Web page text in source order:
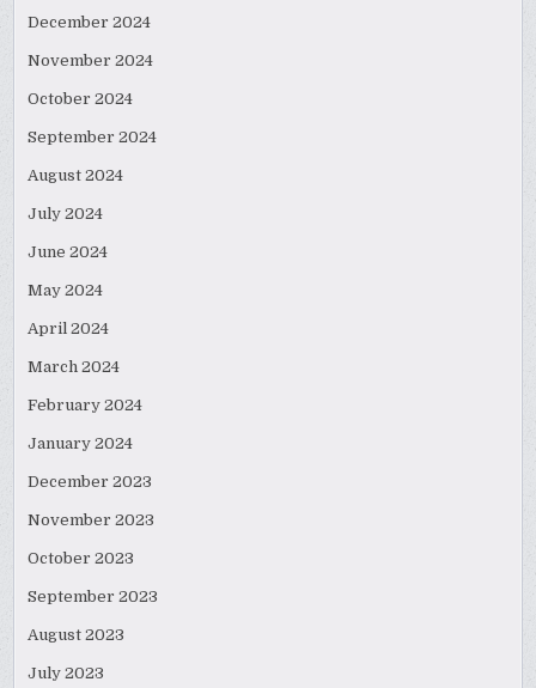
December 2024
November 2024
October 2024
September 2024
August 2024
July 2024
June 2024
May 2024
April 2024
March 2024
February 2024
January 2024
December 2023
November 2023
October 2023
September 2023
August 2023
July 2023